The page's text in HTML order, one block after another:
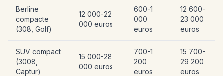
Berline
compacte
(308, Golf)
12 000-22
000 euros
600-1
000
euros
12 600-
23 000
euros
SUV compact
(3008,
Captur)
15 000-28
000 euros
700-1
200
euros
15 700-
29 200
euros